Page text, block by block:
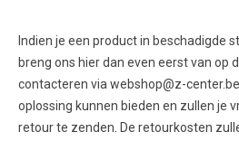
Indien je een product in beschadigde
breng ons hier dan even eerst van op
contacteren via webshop@z-
oplossing kunnen bieden en zullen je
retour te zenden. De retourkosten